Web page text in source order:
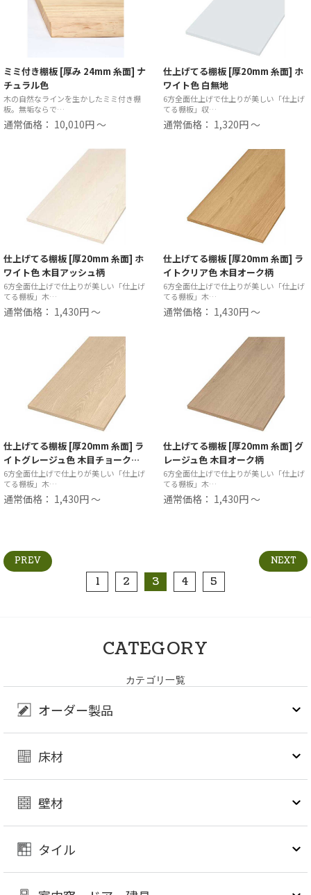
ミミ付き棚板 [厚み 24mm 糸面] ナ
チュラル色
木の自然なラインを生かしたミミ付き棚
板。無垢ならで…
通常価格： 10,010円 ～
仕上げてる棚板 [厚20mm 糸面] ホ
ワイト色 白無地
6方全面仕上げで仕上りが美しい「仕上げ
てる棚板」収…
通常価格： 1,320円 ～
仕上げてる棚板 [厚20mm 糸面] ホ
ワイト色 木目アッシュ柄
6方全面仕上げで仕上りが美しい「仕上げ
てる棚板」木…
通常価格： 1,430円 ～
仕上げてる棚板 [厚20mm 糸面] ラ
イトクリア色 木目オーク柄
6方全面仕上げで仕上りが美しい「仕上げ
てる棚板」木…
通常価格： 1,430円 ～
仕上げてる棚板 [厚20mm 糸面] ラ
イトグレージュ色 木目チョーク…
6方全面仕上げで仕上りが美しい「仕上げ
てる棚板」木…
通常価格： 1,430円 ～
仕上げてる棚板 [厚20mm 糸面] グ
レージュ色 木目オーク柄
6方全面仕上げで仕上りが美しい「仕上げ
てる棚板」木…
通常価格： 1,430円 ～
PREV
1 2 3 4 5
NEXT
CATEGORY
カテゴリ一覧
オーダー製品
床材
壁材
タイル